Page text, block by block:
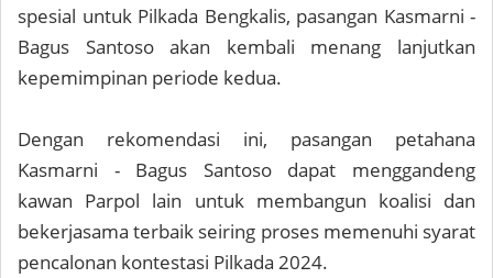
spesial untuk Pilkada Bengkalis, pasangan Kasmarni -
Bagus Santoso akan kembali menang lanjutkan
kepemimpinan periode kedua.
Dengan rekomendasi ini, pasangan petahana
Kasmarni - Bagus Santoso dapat menggandeng
kawan Parpol lain untuk membangun koalisi dan
bekerjasama terbaik seiring proses memenuhi syarat
pencalonan kontestasi Pilkada 2024.